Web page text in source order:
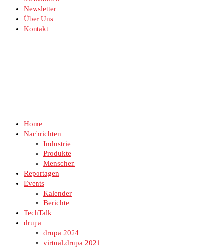
Newsletter
Über Uns
Kontakt
Home
Nachrichten
Industrie
Produkte
Menschen
Reportagen
Events
Kalender
Berichte
TechTalk
drupa
drupa 2024
virtual.drupa 2021